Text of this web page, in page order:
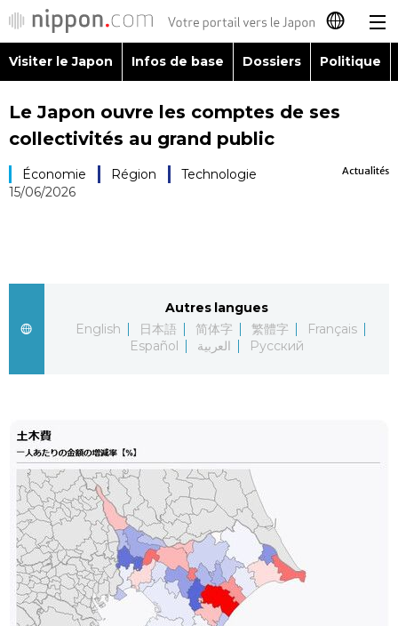
日本語
English
Русский
Visiter le Japon
Politique
Économie
Société
Culture
Gastronomie
Le japonais
Visiter le Japon Infos de base Dossiers Politique
Le Japon ouvre les comptes de ses
collectivités au grand public
Actualités
Économie Région
Technologie
15/06/2026
Autres langues
English
日本語 简体字 繁體字
Français
Español
العربية Русский